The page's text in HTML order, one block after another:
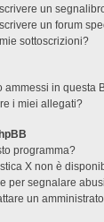
un
un forum
sottoscrizioni?
ammessi in questa
i miei allegati?
programma?
X non è
per segnalare
un